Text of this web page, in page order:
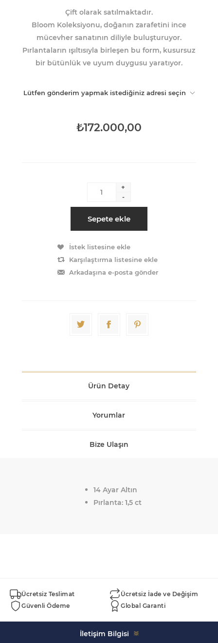
Çift olarak satılmaktadır.
Bloom Koleksiyonu, doğanın zarafetini ince
mücevher sanatının diliyle buluşturuyor.
Pırlantaların ışıltısıyla birleşen bu form, kusursuz
bir bütünlük ve uyum duygusu yaratıyor.
Lütfen gönderim yapmak istediğiniz adresi seçin
₺172.000,00
+
-
Sepete ekle
İstek listesine ekle
Karşılaştırma listesine ekle
Arkadaşına e-posta gönder
Ürün Detay
Yorumlar
Bize Ulaşın
14 Ayar Altın
Pırlanta: 1,5 ct
Ücretsiz Teslimat
Ücretsiz İade ve Değişim
Güvenli Ödeme
Global Garanti
İletişim Bilgisi